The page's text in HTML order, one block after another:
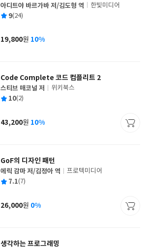
글
쓴
아디트야 바르가바 저/김도형 역
출
사
한빛미디어
평 9(24)
가
19,800원 10%
Code Complete 코드 컴플리트 2
글
쓴
스티브 매코널 저
출
사
위키북스
평 10(2)
가
43,200원 10%
GoF의 디자인 패턴
글
쓴
에릭 감마 저/김정아 역
출
사
프로텍미디어
평 7.1(7)
가
26,000원 0%
생각하는 프로그래밍